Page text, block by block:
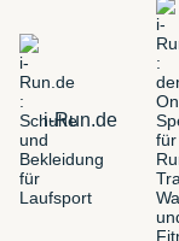
i-Run.de